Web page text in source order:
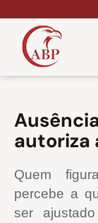
autoriza
Quem
percebe a
ser